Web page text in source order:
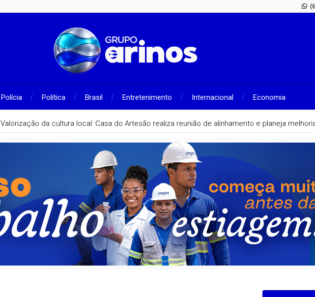
Polícia Política Brasil Entretenimento Internacional Economia
Valorização da cultura local: Casa do Artesão realiza reunião de alinhamento e planeja